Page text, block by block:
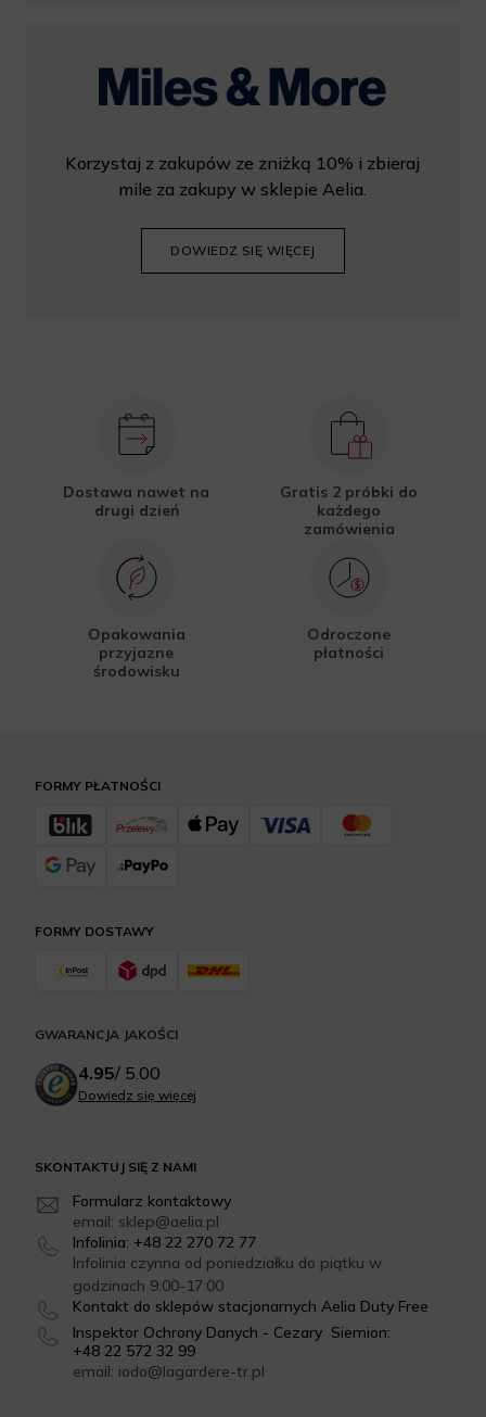
Korzystaj z zakupów ze zniżką 10% i zbieraj
mile za zakupy w sklepie Aelia.
DOWIEDZ SIĘ WIĘCEJ
Dostawa nawet na
drugi dzień
Gratis 2 próbki do
każdego
zamówienia
Opakowania
przyjazne
środowisku
Odroczone
płatności
SKONTAKTUJ SIĘ Z NAMI
Formularz kontaktowy
email: sklep@aelia.pl
Infolinia: +48 22 270 72 77
Infolinia czynna od poniedziałku do piątku w
godzinach 9:00-17:00
Kontakt do sklepów stacjonarnych Aelia Duty Free
Inspektor Ochrony Danych - Cezary Siemion:
+48 22 572 32 99
email: iodo@lagardere-tr.pl
FORMY DOSTAWY
FORMY PŁATNOŚCI
GWARANCJA JAKOŚCI
4.95/ 5.00
Dowiedz się więcej